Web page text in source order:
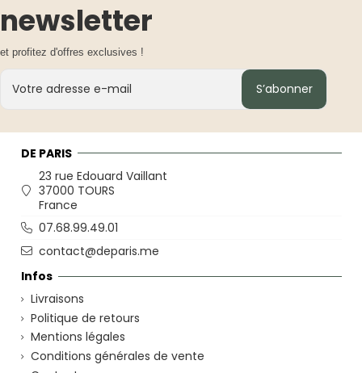
newsletter
et profitez d'offres exclusives !
S’abonner
Infos
Livraisons
Politique de retours
Mentions légales
Conditions générales de vente
DE PARIS
23 rue Edouard Vaillant
37000 TOURS
France
07.68.99.49.01
contact@deparis.me